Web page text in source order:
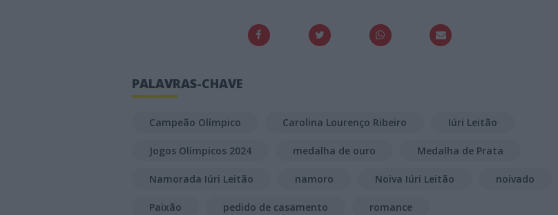
PALAVRAS-CHAVE
Campeão Olímpico Carolina Lourenço Ribeiro Iúri Leitão
Jogos Olímpicos 2024 medalha de ouro Medalha de Prata
Namorada Iúri Leitão namoro Noiva Iúri Leitão noivado
Paixão pedido de casamento romance